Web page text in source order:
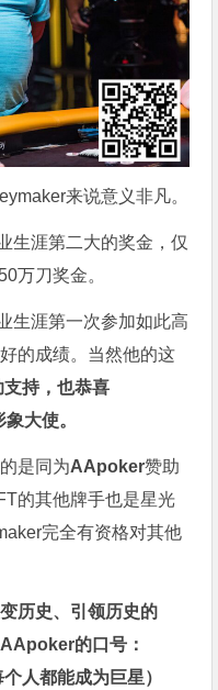
来说意义非凡。
生涯第二大的奖金，仅
万刀奖金。
生涯第一次参加如此高
的成绩。当然他的这
持，也恭喜
大使。
是同为AApoker赞助
的其他牌手也是星光
完全有资格对其他
历史、引领历史的
的口号：
人都能成为巨星）